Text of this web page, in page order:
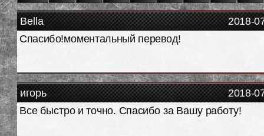
2018-
Bella
Спасибо!моментальный перевод!
2018-
игорь
Все быстро и точно. Спасибо за Вашу работу!